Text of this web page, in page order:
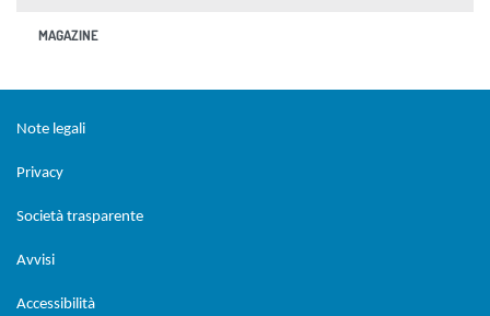
MAGAZINE
Note legali
Privacy
Società trasparente
Avvisi
Accessibilità